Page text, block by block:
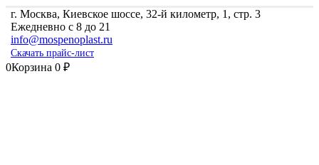
г. Москва, Киевское шоссе, 32-й километр, 1, стр. 3
Ежедневно с 8 до 21
info@mospenoplast.ru
Скачать прайс-лист
0Корзина 0 ₽